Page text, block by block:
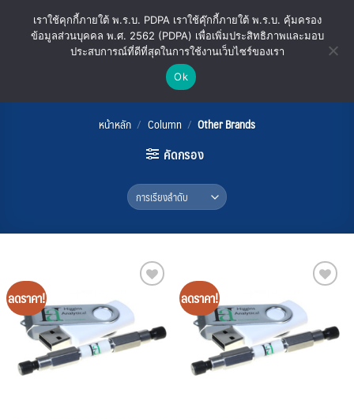
Other Brands
หน้าหลัก / Column / Other Brands
คัดกรอง
ลดราคา!
wishlist
ลดราคา!
wishlist
เราใช้คุกกี้ภายใต้ พ.ร.บ. PDPA เราใช้คุ๊กกี้ภายใต้ พ.ร.บ. คุ้มครอง
ข้อมูลส่วนบุคคล พ.ศ. 2562 (PDPA) เพื่อเพิ่มประสิทธิภาพและมอบ
ประสบการณ์ที่ดีที่สุดในการใช้งานเว็บไซร์ของเรา
Ok